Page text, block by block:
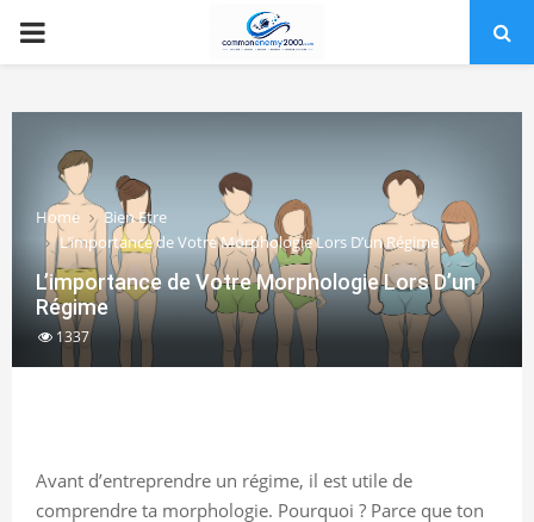
PRIMARY
Home
Bien Etre
L’importance de Votre Morphologie Lors D’un Régime
L’importance de Votre Morphologie Lors D’un
Régime
1337
Avant d’entreprendre un régime, il est utile de
comprendre ta morphologie. Pourquoi ? Parce que ton